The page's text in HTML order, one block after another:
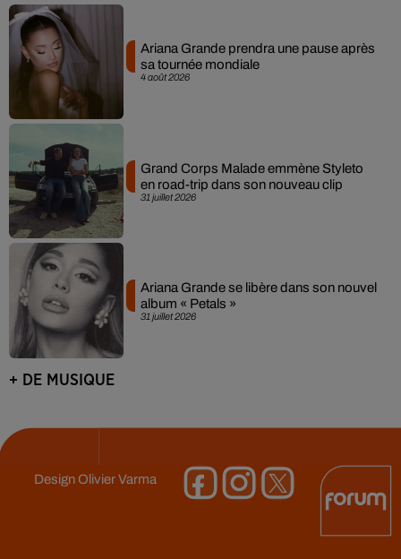
4 août 2026
Ariana Grande prendra une pause après
sa tournée mondiale
31 juillet 2026
Grand Corps Malade emmène Styleto
en road-trip dans son nouveau clip
31 juillet 2026
Ariana Grande se libère dans son nouvel
album « Petals »
+ DE MUSIQUE
DesignOlivier Varma